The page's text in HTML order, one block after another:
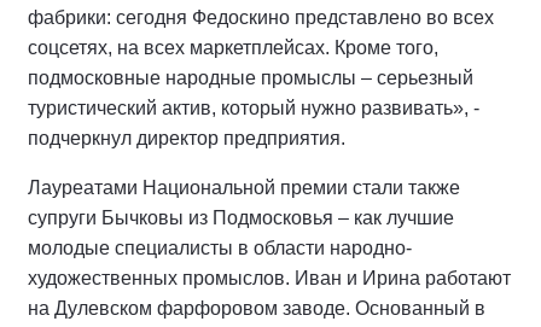
фабрики: сегодня Федоскино представлено во всех
соцсетях, на всех маркетплейсах. Кроме того,
подмосковные народные промыслы – серьезный
туристический актив, который нужно развивать», -
подчеркнул директор предприятия.
Лауреатами Национальной премии стали также
супруги Бычковы из Подмосковья – как лучшие
молодые специалисты в области народно-
художественных промыслов. Иван и Ирина работают
на Дулевском фарфоровом заводе. Основанный в